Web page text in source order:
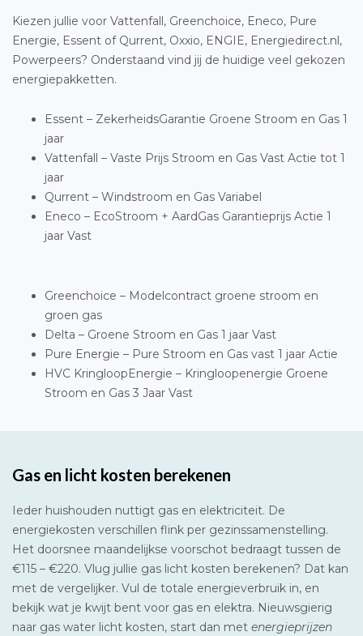
Kiezen jullie voor Vattenfall, Greenchoice, Eneco, Pure
Energie, Essent of Qurrent, Oxxio, ENGIE, Energiedirect.nl,
Powerpeers? Onderstaand vind jij de huidige veel gekozen
energiepakketten.
Essent – ZekerheidsGarantie Groene Stroom en Gas 1
jaar
Vattenfall – Vaste Prijs Stroom en Gas Vast Actie tot 1
jaar
Qurrent – Windstroom en Gas Variabel
Eneco – EcoStroom + AardGas Garantieprijs Actie 1
jaar Vast
Greenchoice – Modelcontract groene stroom en
groen gas
Delta – Groene Stroom en Gas 1 jaar Vast
Pure Energie – Pure Stroom en Gas vast 1 jaar Actie
HVC KringloopEnergie – Kringloopenergie Groene
Stroom en Gas 3 Jaar Vast
Gas en licht kosten berekenen
Ieder huishouden nuttigt gas en elektriciteit. De
energiekosten verschillen flink per gezinssamenstelling.
Het doorsnee maandelijkse voorschot bedraagt tussen de
€115 – €220. Vlug jullie gas licht kosten berekenen? Dat kan
met de vergelijker. Vul de totale energieverbruik in, en
bekijk wat je kwijt bent voor gas en elektra. Nieuwsgierig
naar gas water licht kosten, start dan met energieprijzen